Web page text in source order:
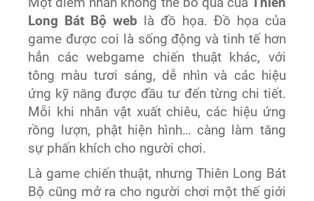
Long Bát Bộ web là đồ họa. Đồ họa của
game được coi là sống động và tinh tế hơn
hẳn các webgame chiến thuật khác, với
tông màu tươi sáng, dễ nhìn và các hiệu
ứng kỹ năng được đầu tư đến từng chi tiết.
Mỗi khi nhân vật xuất chiêu, các hiệu ứng
rồng lượn, phật hiện hình… càng làm tăng
sự phấn khích cho người chơi.
Là game chiến thuật, nhưng Thiên Long Bát
Bộ cũng mở ra cho người chơi một thế giới